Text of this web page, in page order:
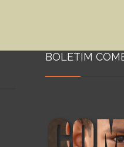
BOLETIM